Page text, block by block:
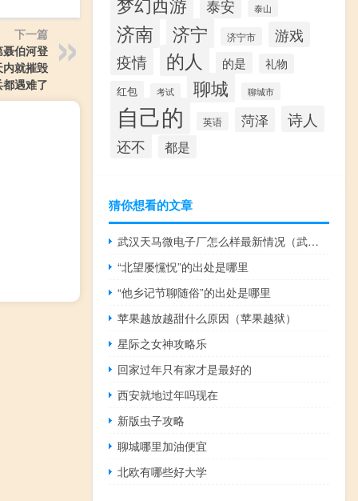
下一篇
伯河登
就摧毁
遇难了
泰安 泰山
济南 济宁 济宁市 游戏
疫情 的人 的是
礼物
红包
考试 聊城 聊城市
自己的 英语 菏泽 诗人
还不 都是
猜你想看的文章
武汉天马微电子厂怎么样最新情况（武汉天马微电子厂怎么样）
“北望屡戃怳”的出处是哪里
“他乡记节聊随俗”的出处是哪里
苹果越放越甜什么原因（苹果越狱）
星际之女神攻略乐
回家过年只有家才是最好的
西安就地过年吗现在
新版虫子攻略
聊城哪里加油便宜
北欧有哪些好大学